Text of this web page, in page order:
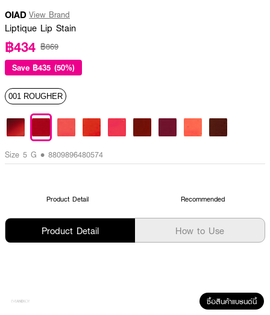
OIAD View Brand
Liptique Lip Stain
฿434 ฿869
Save ฿435 (50%)
001 ROUGHER
Size 5 G • 8809896480574
Product Detail Recommended
Product Detail How to Use
ซื้อสินค้าแบรนด์นี้